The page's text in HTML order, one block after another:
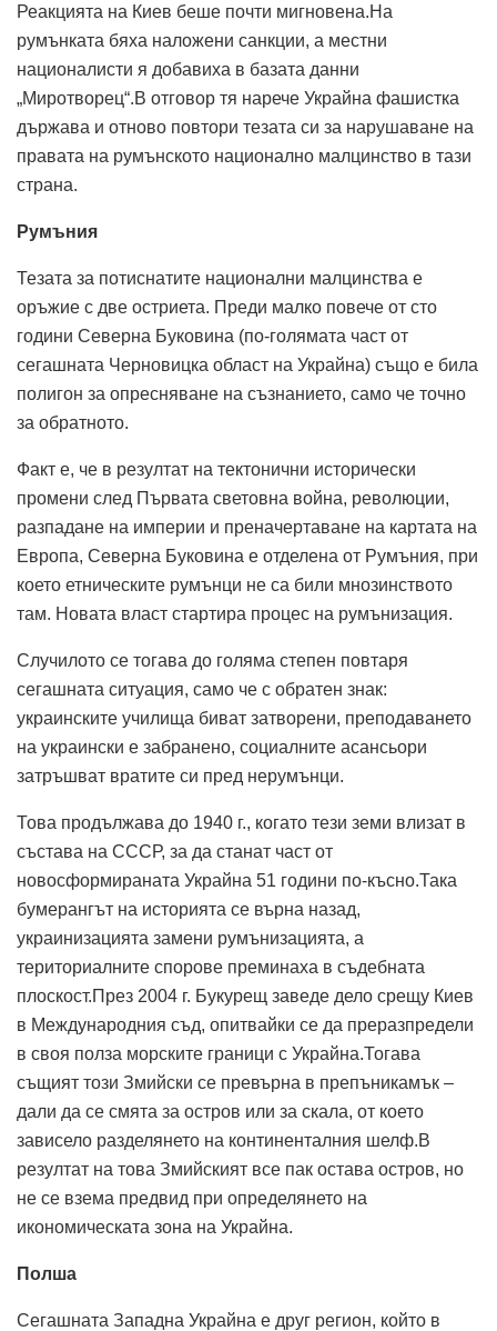
Реакцията на Киев беше почти мигновена.На
румънката бяха наложени санкции, а местни
националисти я добавиха в базата данни
„Миротворец“.В отговор тя нарече Украйна фашистка
държава и отново повтори тезата си за нарушаване на
правата на румънското национално малцинство в тази
страна.
Румъния
Тезата за потиснатите национални малцинства е
оръжие с две остриета. Преди малко повече от сто
години Северна Буковина (по-голямата част от
сегашната Черновицка област на Украйна) също е била
полигон за опресняване на съзнанието, само че точно
за обратното.
Факт е, че в резултат на тектонични исторически
промени след Първата световна война, революции,
разпадане на империи и преначертаване на картата на
Европа, Северна Буковина е отделена от Румъния, при
което етническите румънци не са били мнозинството
там. Новата власт стартира процес на румънизация.
Случилото се тогава до голяма степен повтаря
сегашната ситуация, само че с обратен знак:
украинските училища биват затворени, преподаването
на украински е забранено, социалните асансьори
затръшват вратите си пред нерумънци.
Това продължава до 1940 г., когато тези земи влизат в
състава на СССР, за да станат част от
новосформираната Украйна 51 години по-късно.Така
бумерангът на историята се върна назад,
украинизацията замени румънизацията, а
териториалните спорове преминаха в съдебната
плоскост.През 2004 г. Букурещ заведе дело срещу Киев
в Международния съд, опитвайки се да преразпредели
в своя полза морските граници с Украйна.Тогава
същият този Змийски се превърна в препъникамък –
дали да се смята за остров или за скала, от което
зависело разделянето на континенталния шелф.В
резултат на това Змийският все пак остава остров, но
не се взема предвид при определянето на
икономическата зона на Украйна.
Полша
Сегашната Западна Украйна е друг регион, който в